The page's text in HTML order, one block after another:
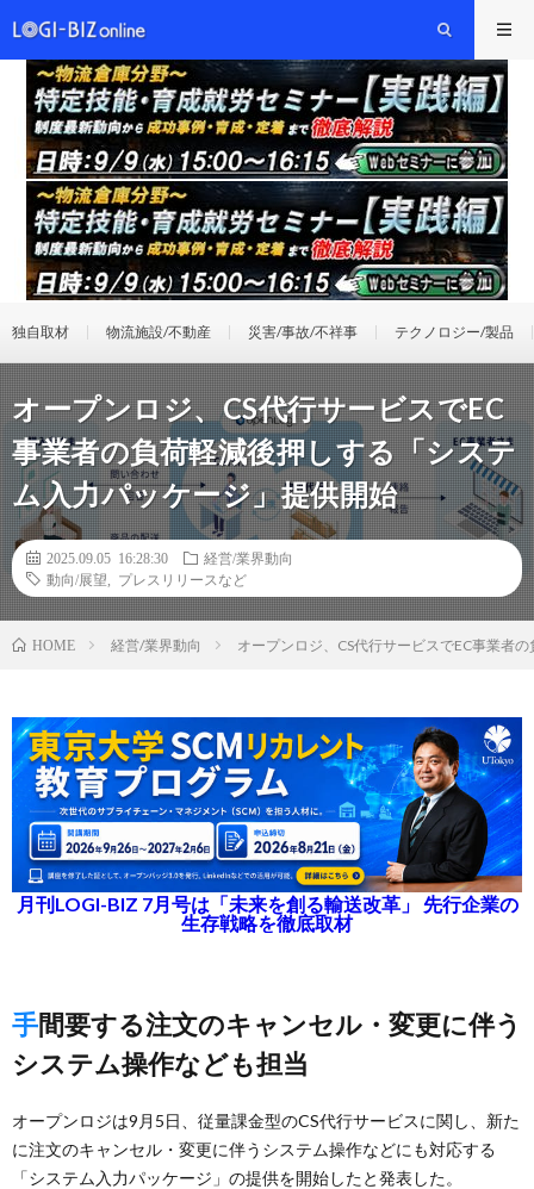
独自取材 物流施設/不動産 災害/事故/不祥事 テクノロジー/製品
オープンロジ、CS代行サービスでEC
事業者の負荷軽減後押しする「システ
ム入力パッケージ」提供開始
2025.09.05 16:28:30
経営/業界動向
動向/展望
プレスリリースなど
HOME 経営/業界動向 オープンロジ、CS代行サービスでEC事業者
月刊LOGI-BIZ 7月号は「未来を創る輸送改革」 先行企業の
生存戦略を徹底取材
手間要する注文のキャンセル・変更に伴う
システム操作なども担当
オープンロジは9月5日、従量課金型のCS代行サービスに関し、新た
に注文のキャンセル・変更に伴うシステム操作などにも対応する
「システム入力パッケージ」の提供を開始したと発表した。